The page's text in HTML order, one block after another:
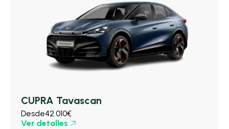
CUPRA Tavascan
Desde42.010€
Ver detalles